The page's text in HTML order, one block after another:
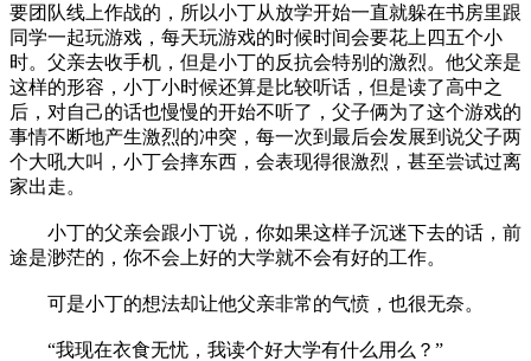
要团队线上作战的，所以小丁从放学开始一直就躲在书房里跟
同学一起玩游戏，每天玩游戏的时候时间会要花上四五个小
时。父亲去收手机，但是小丁的反抗会特别的激烈。他父亲是
这样的形容，小丁小时候还算是比较听话，但是读了高中之
后，对自己的话也慢慢的开始不听了，父子俩为了这个游戏的
事情不断地产生激烈的冲突，每一次到最后会发展到说父子两
个大吼大叫，小丁会摔东西，会表现得很激烈，甚至尝试过离
家出走。
小丁的父亲会跟小丁说，你如果这样子沉迷下去的话，前
途是渺茫的，你不会上好的大学就不会有好的工作。
可是小丁的想法却让他父亲非常的气愤，也很无奈。
“我现在衣食无忧，我读个好大学有什么用么？”